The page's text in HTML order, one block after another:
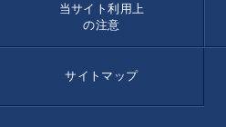
当サイト利用上
の注意
サイトマップ